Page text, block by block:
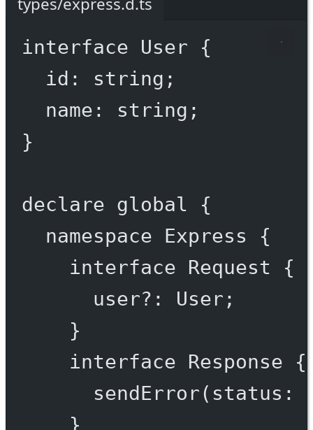
interface User {
id : string ;
name : string ;
}
declare global {
namespace
Express {
interface
Request {
user?: User ;
}
interface
Response {
sendError( status :
}